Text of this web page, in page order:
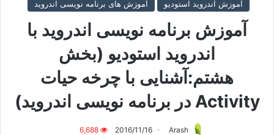
آموزش اندروید استودیو آموزش های برنامه نویسی اندروید
آموزش برنامه نویسی اندروید با
اندروید استودیو (بخش
هشتم:آشنایی با چرخه حیات
Activity در برنامه نویسی اندروید)
Arash
2016/11/16
6,688